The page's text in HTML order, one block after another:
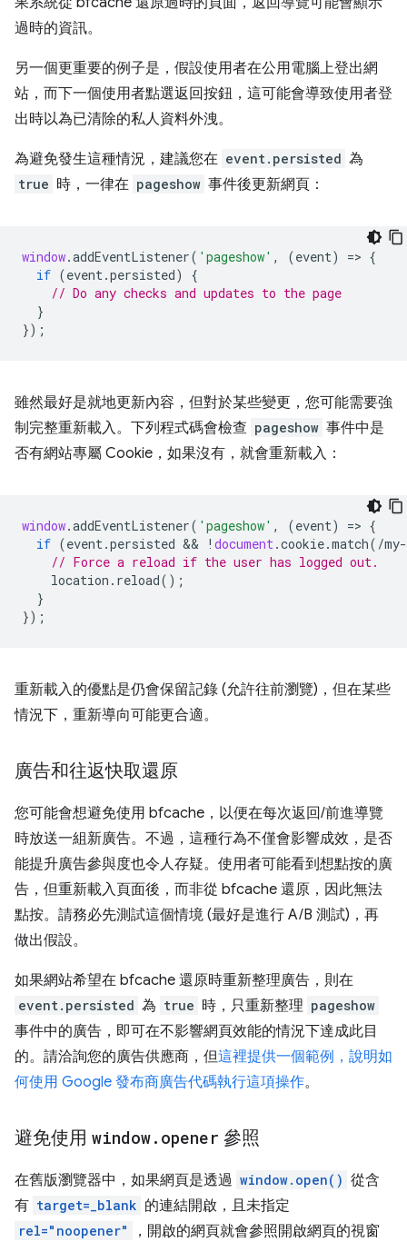
過時的資訊。
另一個更重要的例子是，假設使用者在公用電腦上登出網
站，而下一個使用者點選返回按鈕，這可能會導致使用者登
出時以為已清除的私人資料外洩。
為避免發生這種情況，建議您在 event.persisted 為
true 時，一律在 pageshow 事件後更新網頁：
window.addEventListener( 'pageshow' , (event) => {
if (event.persisted)
{
// Do any checks and updates to the page
}
});
雖然最好是就地更新內容，但對於某些變更，您可能需要強
制完整重新載入。下列程式碼會檢查 pageshow 事件中是
否有網站專屬 Cookie，如果沒有，就會重新載入：
window.addEventListener( 'pageshow' , (event) => {
if (event.persisted && ! document.cookie.match( /
// Force a reload if the user has logged out.
location . reload();
}
});
重新載入的優點是仍會保留記錄 (允許往前瀏覽)，但在某些
情況下，重新導向可能更合適。
廣告和往返快取還原
您可能會想避免使用 bfcache，以便在每次返回/前進導覽
時放送一組新廣告。不過，這種行為不僅會影響成效，是否
能提升廣告參與度也令人存疑。使用者可能看到想點按的廣
告，但重新載入頁面後，而非從 bfcache 還原，因此無法
點按。請務必先測試這個情境 (最好是進行 A/B 測試)，再
做出假設。
如果網站希望在 bfcache 還原時重新整理廣告，則在
event.persisted 為 true 時，只重新整理 pageshow
事件中的廣告，即可在不影響網頁效能的情況下達成此目
的。請洽詢您的廣告供應商，但這裡提供一個範例，說明如
何使用 Google 發布商廣告代碼執行這項操作。
避免使用 window. opener 參照
在舊版瀏覽器中，如果網頁是透過 window.open() 從含
有 target=_blank 的連結開啟，且未指定
rel="noopener" ，開啟的網頁就會參照開啟網頁的視窗